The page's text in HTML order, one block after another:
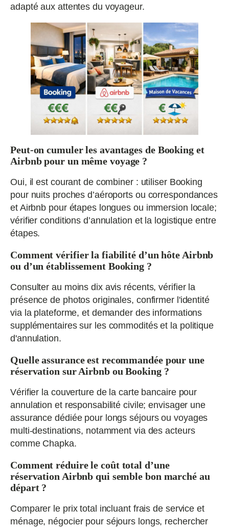
adapté aux attentes du voyageur.
Peut-on cumuler les avantages de Booking et
Airbnb pour un même voyage ?
Oui, il est courant de combiner : utiliser Booking
pour nuits proches d’aéroports ou correspondances
et Airbnb pour étapes longues ou immersion locale;
vérifier conditions d’annulation et la logistique entre
étapes.
Comment vérifier la fiabilité d’un hôte Airbnb
ou d’un établissement Booking ?
Consulter au moins dix avis récents, vérifier la
présence de photos originales, confirmer l'identité
via la plateforme, et demander des informations
supplémentaires sur les commodités et la politique
d'annulation.
Quelle assurance est recommandée pour une
réservation sur Airbnb ou Booking ?
Vérifier la couverture de la carte bancaire pour
annulation et responsabilité civile; envisager une
assurance dédiée pour longs séjours ou voyages
multi-destinations, notamment via des acteurs
comme Chapka.
Comment réduire le coût total d’une
réservation Airbnb qui semble bon marché au
départ ?
Comparer le prix total incluant frais de service et
ménage, négocier pour séjours longs, rechercher